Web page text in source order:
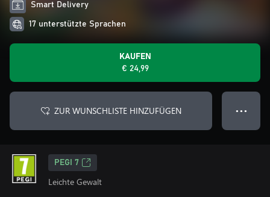
Smart Delivery
17 unterstützte Sprachen
KAUFEN
€ 24,99
ZUR WUNSCHLISTE HINZUFÜGEN ● ● ●
PEGI 7
Leichte Gewalt